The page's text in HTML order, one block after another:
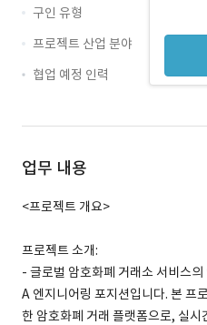
구인 유형
프로젝트 산업 분야
협업 예정 인력
업무 내용
<프로젝트 개요>
프로젝트 소개:
- 글로벌 암호화폐 거래소 서비스
A 엔지니어링 포지션입니다. 본 프
한 암호화폐 거래 플랫폼으로, 실시